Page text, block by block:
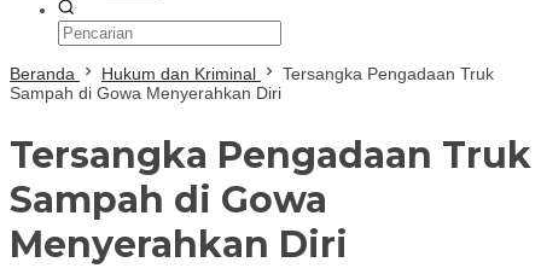
Beranda Hukum dan Kriminal
Tersangka Pengadaan Truk
Sampah di Gowa Menyerahkan Diri
Tersangka Pengadaan Truk
Sampah di Gowa
Menyerahkan Diri